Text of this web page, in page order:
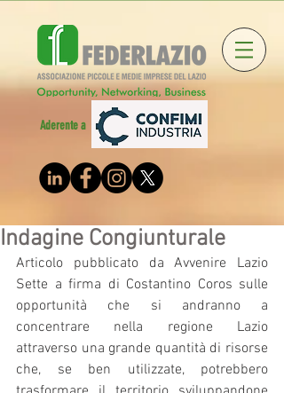
Aderente a
Indagine Congiunturale
Articolo pubblicato da Avvenire Lazio
Sette a firma di Costantino Coros sulle
opportunità che si andranno a
concentrare nella regione Lazio
attraverso una grande quantità di risorse
che, se ben utilizzate, potrebbero